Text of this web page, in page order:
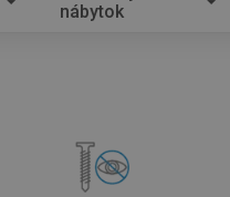
nábytok